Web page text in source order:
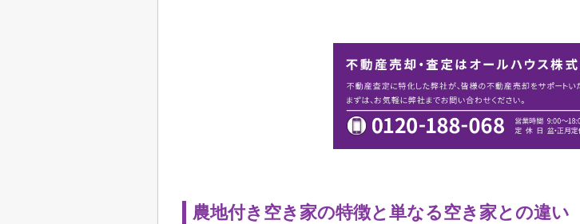
農地付き空き家の特徴と単なる空き家との違い